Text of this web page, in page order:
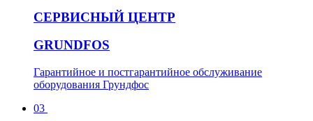
СЕРВИСНЫЙ ЦЕНТР
GRUNDFOS
Гарантийное и постгарантийное обслуживание
оборудования Грундфос
03